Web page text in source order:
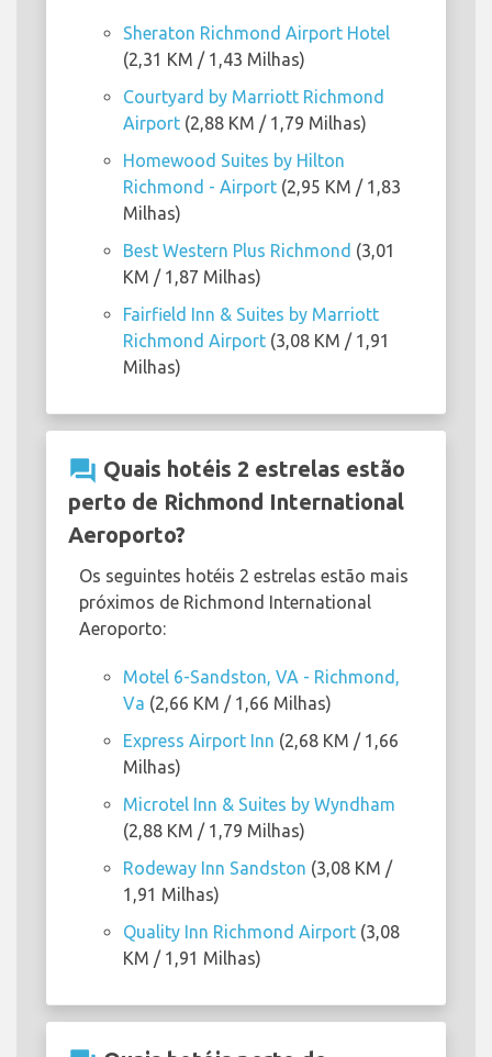
Sheraton Richmond Airport Hotel
(2,31 KM / 1,43 Milhas)
Courtyard by Marriott Richmond
Airport (2,88 KM / 1,79 Milhas)
Homewood Suites by Hilton
Richmond - Airport (2,95 KM / 1,83
Milhas)
Best Western Plus Richmond (3,01
KM / 1,87 Milhas)
Fairfield Inn & Suites by Marriott
Richmond Airport (3,08 KM / 1,91
Milhas)
question_answer Quais hotéis 2 estrelas estão
perto de Richmond International
Aeroporto?
Os seguintes hotéis 2 estrelas estão mais
próximos de Richmond International
Aeroporto:
Motel 6-Sandston, VA - Richmond,
Va (2,66 KM / 1,66 Milhas)
Express Airport Inn (2,68 KM / 1,66
Milhas)
Microtel Inn & Suites by Wyndham
(2,88 KM / 1,79 Milhas)
Rodeway Inn Sandston (3,08 KM /
1,91 Milhas)
Quality Inn Richmond Airport (3,08
KM / 1,91 Milhas)